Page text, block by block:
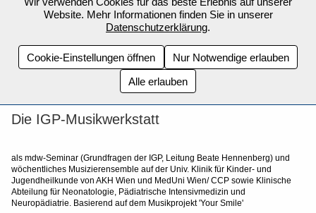
Website. Mehr Informationen finden Sie in unserer
Datenschutzerklärung.
Cookie-Einstellungen öffnen
Nur Notwendige erlauben
Alle erlauben
Die IGP-Musikwerkstatt
als mdw-Seminar (Grundfragen der IGP, Leitung Beate Hennenberg) und
wöchentliches Musizierensemble auf der Univ. Klinik für Kinder- und
Jugendheilkunde von AKH Wien und MedUni Wien/ CCP sowie Klinische
Abteilung für Neonatologie, Pädiatrische Intensivmedizin und
Neuropädiatrie. Basierend auf dem Musikprojekt 'Your Smile'